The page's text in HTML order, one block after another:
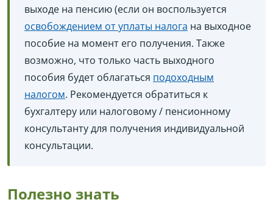
выходе на пенсию (если он воспользуется
освобождением от уплаты налога на выходное
пособие на момент его получения. Также
возможно, что только часть выходного
пособия будет облагаться подоходным
налогом. Рекомендуется обратиться к
бухгалтеру или налоговому / пенсионному
консультанту для получения индивидуальной
консультации.
Полезно знать